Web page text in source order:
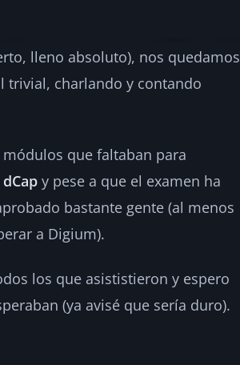
dia 5
lleno absoluto), nos quedamos
trivial, charlando y contando
que faltaban para
y pese a que el examen ha
bastante gente (al menos
a Digium).
los que asististieron y espero
(ya avisé que sería duro).